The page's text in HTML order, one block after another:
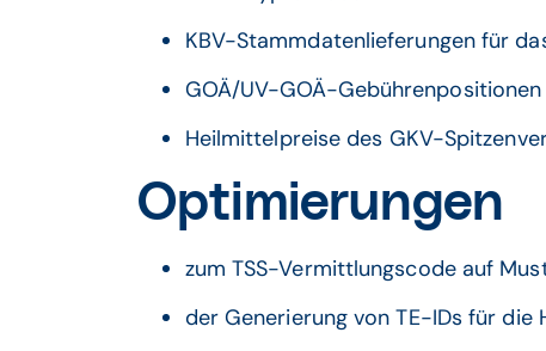
KBV-Stammdatenlieferungen für
GOÄ/UV-GOÄ-Gebührenpositionen
Heilmittelpreise des GKV-
Optimierungen
zum TSS-Vermittlungscode auf
der Generierung von TE-IDs für die